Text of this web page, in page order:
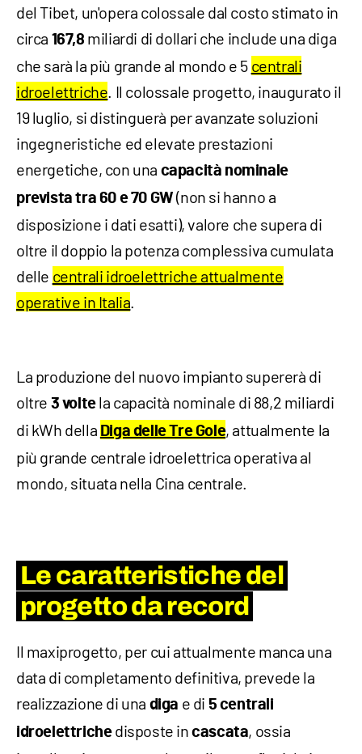
del Tibet, un'opera colossale dal costo stimato in
circa 167,8 miliardi di dollari che include una diga
che sarà la più grande al mondo e 5 centrali
idroelettriche. Il colossale progetto, inaugurato il
19 luglio, si distinguerà per avanzate soluzioni
ingegneristiche ed elevate prestazioni
energetiche, con una capacità nominale
prevista tra 60 e 70 GW (non si hanno a
disposizione i dati esatti), valore che supera di
oltre il doppio la potenza complessiva cumulata
delle centrali idroelettriche attualmente
operative in Italia.
La produzione del nuovo impianto supererà di
oltre 3 voltela capacità nominale di 88,2 miliardi
di kWh della Diga delle Tre Gole, attualmente la
più grande centrale idroelettrica operativa al
mondo, situata nella Cina centrale.
Le caratteristiche del
progetto da record
Il maxiprogetto, per cui attualmente manca una
data di completamento definitiva, prevede la
realizzazione di una diga e di 5 centrali
idroelettrichedisposte incascata, ossia